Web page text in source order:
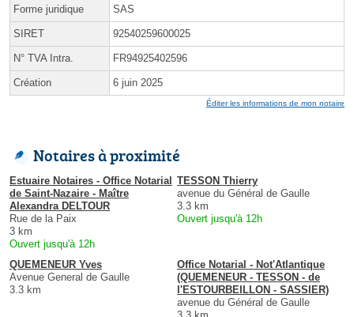
Forme juridique SAS
SIRET 92540259600025
N° TVA Intra. FR94925402596
Création 6 juin 2025
Éditer les informations de mon notaire
Notaires à proximité
Estuaire Notaires - Office Notarial
de Saint-Nazaire - Maître
Alexandra DELTOUR
Rue de la Paix
3 km
Ouvert jusqu'à 12h
TESSON Thierry
avenue du Général de Gaulle
3.3 km
Ouvert jusqu'à 12h
QUEMENEUR Yves
Avenue General de Gaulle
3.3 km
Office Notarial - Not'Atlantique
(QUEMENEUR - TESSON - de
l'ESTOURBEILLON - SASSIER)
avenue du Général de Gaulle